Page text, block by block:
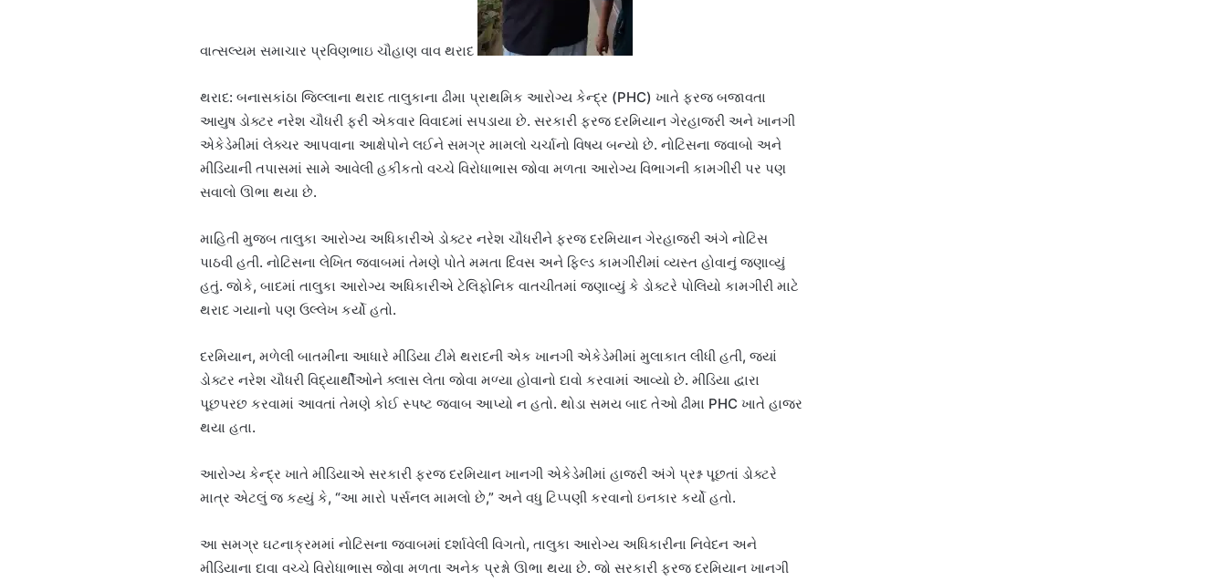
વાત્સલ્યમ સમાચાર પ્રવિણભાઇ ચૌહાણ વાવ થરાદ
થરાદ: બનાસકાંઠા જિલ્લાના થરાદ તાલુકાના ઢીમા પ્રાથમિક આરોગ્ય કેન્દ્ર (PHC) ખાતે ફરજ બજાવતા
આયુષ ડોક્ટર નરેશ ચૌધરી ફરી એકવાર વિવાદમાં સપડાયા છે. સરકારી ફરજ દરમિયાન ગેરહાજરી અને ખાનગી
એકેડેમીમાં લેક્ચર આપવાના આક્ષેપોને લઈને સમગ્ર મામલો ચર્ચાનો વિષય બન્યો છે. નોટિસના જવાબો અને
મીડિયાની તપાસમાં સામે આવેલી હકીકતો વચ્ચે વિરોધાભાસ જોવા મળતા આરોગ્ય વિભાગની કામગીરી પર પણ
સવાલો ઊભા થયા છે.
માહિતી મુજબ તાલુકા આરોગ્ય અધિકારીએ ડોક્ટર નરેશ ચૌધરીને ફરજ દરમિયાન ગેરહાજરી અંગે નોટિસ
પાઠવી હતી. નોટિસના લેખિત જવાબમાં તેમણે પોતે મમતા દિવસ અને ફિલ્ડ કામગીરીમાં વ્યસ્ત હોવાનું જણાવ્યું
હતું. જોકે, બાદમાં તાલુકા આરોગ્ય અધિકારીએ ટેલિફોનિક વાતચીતમાં જણાવ્યું કે ડોક્ટરે પોલિયો કામગીરી માટે
થરાદ ગયાનો પણ ઉલ્લેખ કર્યો હતો.
દરમિયાન, મળેલી બાતમીના આધારે મીડિયા ટીમે થરાદની એક ખાનગી એકેડેમીમાં મુલાકાત લીધી હતી, જ્યાં
ડોક્ટર નરેશ ચૌધરી વિદ્યાર્થીઓને ક્લાસ લેતા જોવા મળ્યા હોવાનો દાવો કરવામાં આવ્યો છે. મીડિયા દ્વારા
પૂછપરછ કરવામાં આવતાં તેમણે કોઈ સ્પષ્ટ જવાબ આપ્યો ન હતો. થોડા સમય બાદ તેઓ ઢીમા PHC ખાતે હાજર
થયા હતા.
આરોગ્ય કેન્દ્ર ખાતે મીડિયાએ સરકારી ફરજ દરમિયાન ખાનગી એકેડેમીમાં હાજરી અંગે પ્રશ્ન પૂછતાં ડોક્ટરે
માત્ર એટલું જ કહ્યું કે, “આ મારો પર્સનલ મામલો છે,” અને વધુ ટિપ્પણી કરવાનો ઇનકાર કર્યો હતો.
આ સમગ્ર ઘટનાક્રમમાં નોટિસના જવાબમાં દર્શાવેલી વિગતો, તાલુકા આરોગ્ય અધિકારીના નિવેદન અને
મીડિયાના દાવા વચ્ચે વિરોધાભાસ જોવા મળતા અનેક પ્રશ્નો ઊભા થયા છે. જો સરકારી ફરજ દરમિયાન ખાનગી